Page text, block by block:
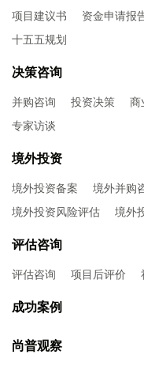
项目建议书
资金申请报
十五五规划
决策咨询
并购咨询 投资决策 商
专家访谈
境外投资
境外投资备案 境外并购
境外投资风险评估
境外
评估咨询
评估咨询 项目后评价
成功案例
尚普观察